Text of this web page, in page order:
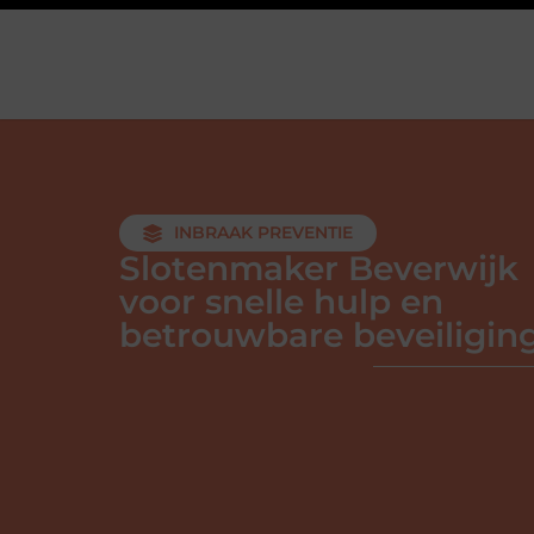
INBRAAK PREVENTIE
Slotenmaker Beverwijk
voor snelle hulp en
betrouwbare